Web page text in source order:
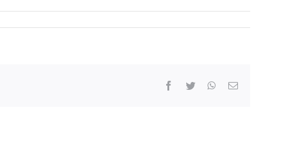
Facebook
Twitter WhatsApp
E-